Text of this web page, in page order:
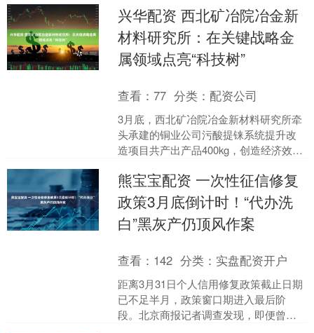
车展位吸引....
兴华配资 西北矿冶院冶金新
材料研究所：在关键战略金
属领域点亮“科技树”
查看：77 分类：配资公司
3月底，西北矿冶院冶金新材料研究所牵
头承建的铜业公司污酸提铼系统提升改
造项目共产出产品400kg，创造经济效益
门红”。 ....
熊宝宝配资 一次性征信修复
政策3月底倒计时！“代办洗
白”黑灰产仍顶风作案
查看： 142 分类： 实盘配资开户
距离3月31日个人信用修复政策截止日期
已不足半月，政策窗口期进入最后阶
段。北京商报记者调查发现，即便曾有